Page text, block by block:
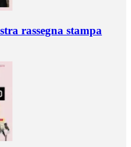
rassegna stampa